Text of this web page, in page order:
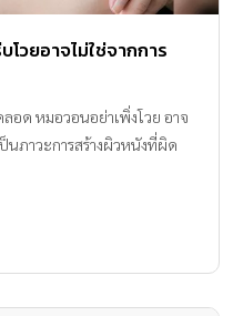
วยอาจไม่ใช่จากการ
อด หมอวอนอย่าเพิ่งโวย อาจ
ภาวะการสร้างผิวหนังที่ผิด